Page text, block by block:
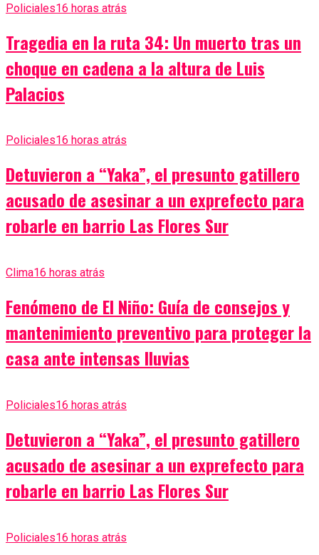
Policiales16 horas atrás
Tragedia en la ruta 34: Un muerto tras un
choque en cadena a la altura de Luis
Palacios
Policiales16 horas atrás
Detuvieron a “Yaka”, el presunto gatillero
acusado de asesinar a un exprefecto para
robarle en barrio Las Flores Sur
Clima16 horas atrás
Fenómeno de El Niño: Guía de consejos y
mantenimiento preventivo para proteger la
casa ante intensas lluvias
Policiales16 horas atrás
Detuvieron a “Yaka”, el presunto gatillero
acusado de asesinar a un exprefecto para
robarle en barrio Las Flores Sur
Policiales16 horas atrás